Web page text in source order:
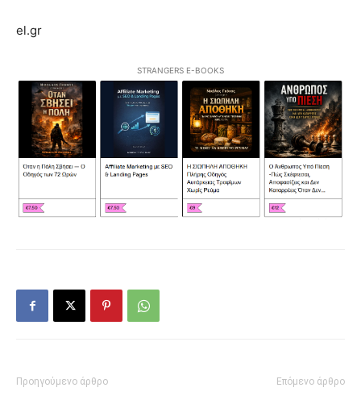
el.gr
STRANGERS E-BOOKS
Προηγούμενο άρθρο Επόμενο άρθρο